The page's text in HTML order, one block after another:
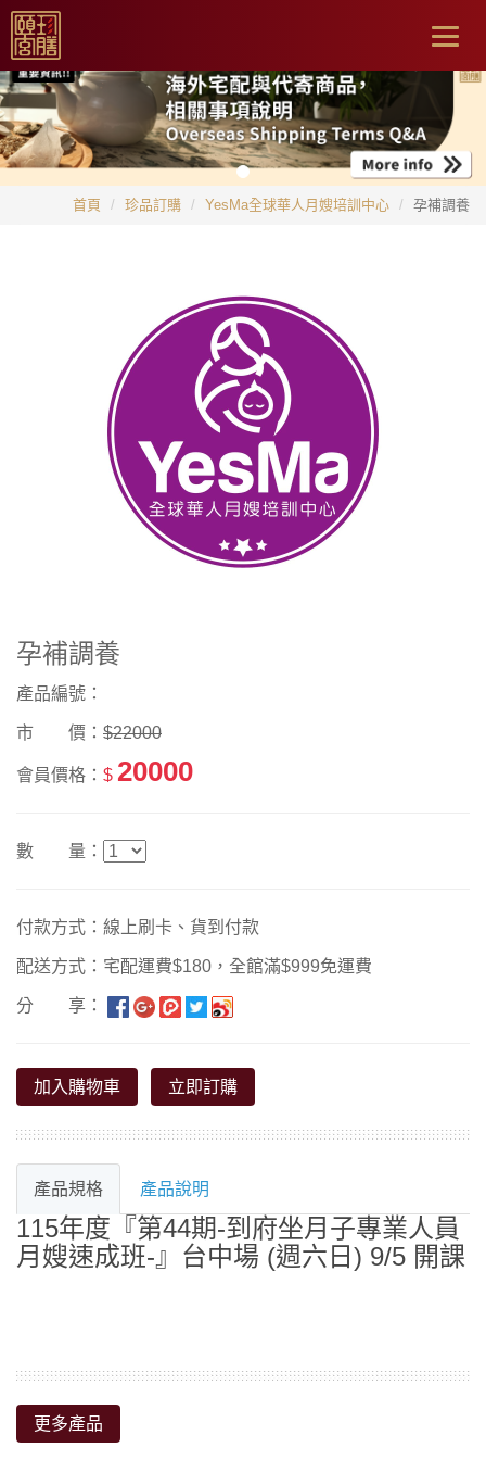
首頁 珍品訂購 YesMa全球華人月嫂培訓中心 孕補調養
孕補調養
產品編號：
市 價： $22000
會員價格： $ 20000
數 量：
付款方式：線上刷卡、貨到付款
配送方式：宅配運費$180，全館滿$999免運費
分 享：
加入購物車 立即訂購
產品規格 產品說明
更多產品